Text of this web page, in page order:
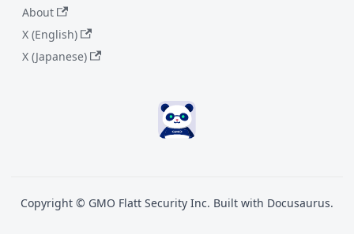
About
X (English)
X (Japanese)
Copyright © GMO Flatt Security Inc. Built with Docusaurus.